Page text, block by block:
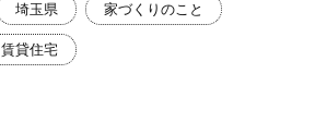
埼玉県 家づくりのこと
賃貸住宅